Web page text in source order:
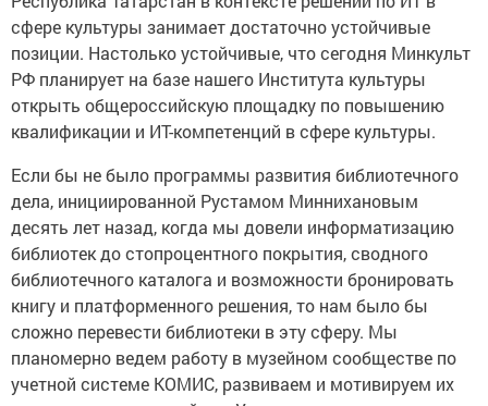
сфере культуры занимает достаточно устойчивые
позиции. Настолько устойчивые, что сегодня Минкульт
РФ планирует на базе нашего Института культуры
открыть общероссийскую площадку по повышению
квалификации и ИТ-компетенций в сфере культуры.
Если бы не было программы развития библиотечного
дела, инициированной Рустамом Миннихановым
десять лет назад, когда мы довели информатизацию
библиотек до стопроцентного покрытия, сводного
библиотечного каталога и возможности бронировать
книгу и платформенного решения, то нам было бы
сложно перевести библиотеки в эту сферу. Мы
планомерно ведем работу в музейном сообществе по
учетной системе КОМИС, развиваем и мотивируем их